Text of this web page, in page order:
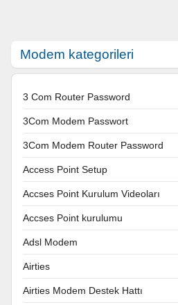
Modem kategorileri
3 Com Router Password
3Com Modem Passwort
3Com Modem Router Password
Access Point Setup
Accses Point Kurulum Videoları
Accses Point kurulumu
Adsl Modem
Airties
Airties Modem Destek Hattı